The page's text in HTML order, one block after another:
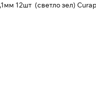
12шт (светло зел)